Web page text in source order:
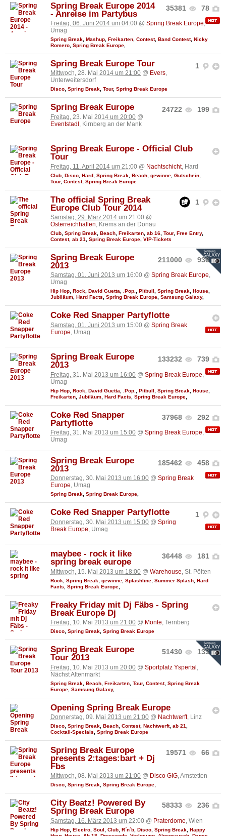
35381 78
Spring Break Europe 2014
- Anreise im Partybus
Freitag, 06. Juni 2014 um 04:00 @ Spring Break Europe,
Umag
Spring Break Mashup Freikarten Contest, Band Contest, Nicky
Romero Spring Break Europe
1
Spring Break Europe Tour
Mittwoch, 28. Mai 2014 um 21:00 @ Evers,
Unterweitersdorf
Disco, Spring Break, Tour, Spring Break Europe
24722 199
Spring Break Europe
Freitag, 23. Mai 2014 um 20:00 @
Eventstadl , Kirnberg an der Mank
Spring Break Europe - Official Club
Tour
Freitag, 11. April 2014 um 21:00 @ Nachtschicht, Hard
Club Disco Hard Spring Break Beach gewinne Gutschein
Tour, Contest, Spring Break Europe
1
The official Spring Break
Europe Club Tour 2014
Samstag, 29. März 2014 um 21:00 @
Österreichhallen, Krems an der Donau
Club Spring Break Beach Freikarten ab 16 Tour, Free Entry,
Contest, ab 21 Spring Break Europe VIP-Tickets
211000 936
Spring Break Europe
2013
Samstag, 01. Juni 2013 um 16:00 @ Spring Break Europe,
Umag
Hip Hop, Rock, David Guetta, .Pop., Pitbull , Spring Break, House,
Jubiläum, Hard Facts, Spring Break Europe, Samsung Galaxy,
Coke Red Snapper Partyflotte
Samstag, 01. Juni 2013 um 15:00 @ Spring Break
Europe , Umag
133232 739
Spring Break Europe
2013
Freitag, 31. Mai 2013 um 16:00 @ Spring Break Europe
Umag
Hip Hop Rock David Guetta .Pop. Pitbull Spring Break House
Freikarten Jubiläum Hard Facts Spring Break Europe
37968 292
Coke Red Snapper
Partyflotte
Freitag, 31. Mai 2013 um 15:00 @ Spring Break Europe,
Umag
185462 458
Spring Break Europe
2013
Donnerstag, 30. Mai 2013 um 16:00 @ Spring Break
Europe, Umag
Spring Break, Spring Break Europe,
1
Coke Red Snapper Partyflotte
Donnerstag, 30. Mai 2013 um 15:00 @ Spring
Break Europe, Umag
36448 181
maybee - rock it like
spring break europe
Mittwoch, 15. Mai 2013 um 18:00 @ Warehouse, St. Pölten
Rock Spring Break gewinne Splashline Summer Splash Hard
Facts
Spring Break Europe
Freaky Friday mit Dj Fäbs - Spring
Break Europe Dj
Freitag, 10. Mai 2013 um 21:00 @ Monte, Ternberg
Disco, Spring Break, Spring Break Europe
51430 133
Spring Break Europe
Tour 2013
Freitag, 10. Mai 2013 um 20:00 @ Sportplatz Yspertal
Nächst Altenmarkt
Spring Break Beach Freikarten Tour, Contest, Spring Break
Europe Samsung Galaxy,
Opening Spring Break Europe
Donnerstag, 09. Mai 2013 um 21:00 @ Nachtwerft, Linz
Disco Spring Break Beach Contest, Nachtwerft, ab 21
Cocktail-Specials
Spring Break Europe
19571 66
Spring Break Europe
presents 2:tages:bart + Dj
Fbs
Mittwoch, 08. Mai 2013 um 21:00 @ Disco GIG, Amstetten
Disco, Spring Break, Spring Break Europe,
58333 236
City Beatz! Powered By
Spring Break Europe
Samstag, 16. März 2013 um 22:00 @ Praterdome , Wien
Hip Hop Electro Soul Club R´n´b Disco Spring Break Happy